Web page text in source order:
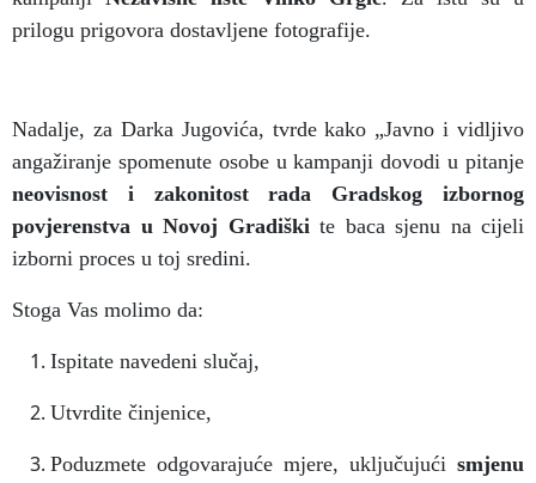
prilogu prigovora dostavljene fotografije.
Nadalje, za Darka Jugovića, tvrde kako „Javno i vidljivo
angažiranje spomenute osobe u kampanji dovodi u pitanje
neovisnost i zakonitost rada Gradskog izbornog
povjerenstva u Novoj Gradiškite baca sjenu na cijeli
izborni proces u toj sredini.
Stoga Vas molimo da:
Ispitate navedeni slučaj,
Utvrdite činjenice,
Poduzmete odgovarajuće mjere, uključujući smjenu